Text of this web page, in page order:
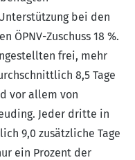
bei den
ÖPNV-Zuschuss 18 %.
frei, mehr
8,5 Tage
vor allem von
Jeder dritte in
9,0 zusätzliche Tage
ein Prozent der